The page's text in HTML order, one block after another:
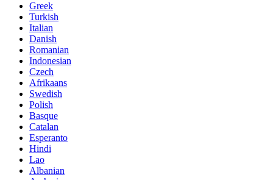
Greek
Turkish
Italian
Danish
Romanian
Indonesian
Czech
Afrikaans
Swedish
Polish
Basque
Catalan
Esperanto
Hindi
Lao
Albanian